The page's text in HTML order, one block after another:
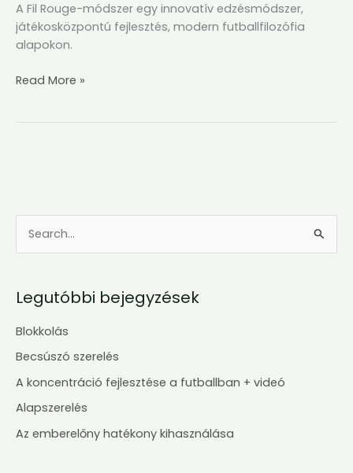
e
r
c
h
:
Legutóbbi bejegyzések
Blokkolás
Becsúszó szerelés
A koncentráció fejlesztése a futballban + videó
Alapszerelés
Az emberelőny hatékony kihasználása
A Fil Rouge-módszer egy innovatív edzésmódszer,
játékosközpontú fejlesztés, modern futballfilozófia
alapokon.
Read More »